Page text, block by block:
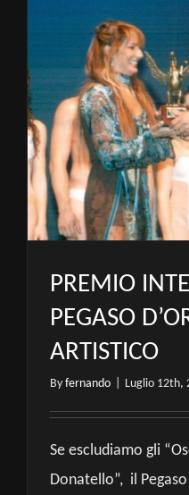
PREMIO
PEGASO
ARTISTICO
By fernando Luglio 12th,
Se escludiamo gli
Donatello”, il